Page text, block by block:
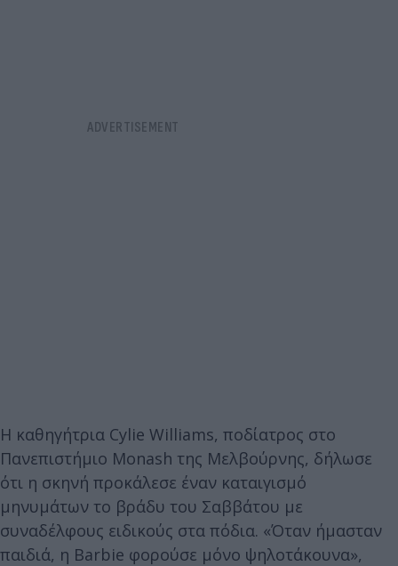
Η καθηγήτρια Cylie Williams, ποδίατρος στο
Πανεπιστήμιο Monash της Μελβούρνης, δήλωσε
ότι η σκηνή προκάλεσε έναν καταιγισμό
μηνυμάτων το βράδυ του Σαββάτου με
συναδέλφους ειδικούς στα πόδια. «Όταν ήμασταν
παιδιά, η Barbie φορούσε μόνο ψηλοτάκουνα»,